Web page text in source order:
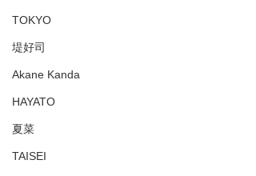
TOKYO
堤好司
Akane Kanda
HAYATO
夏菜
TAISEI